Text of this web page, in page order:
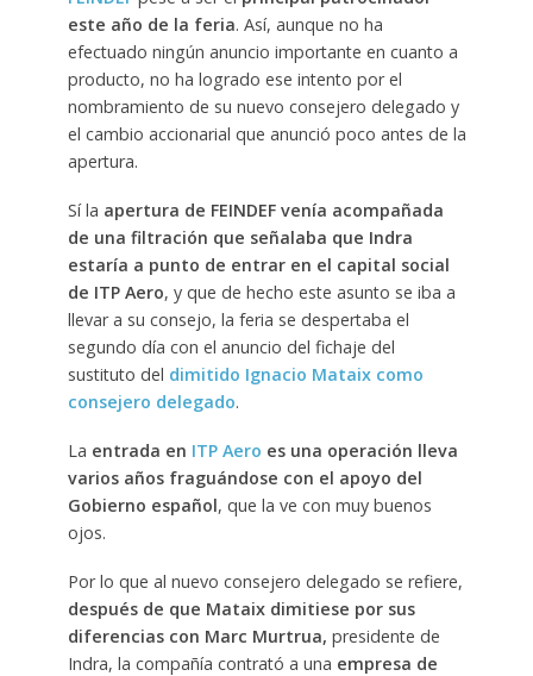
este año de la feria. Así, aunque no ha
efectuado ningún anuncio importante en cuanto a
producto, no ha logrado ese intento por el
nombramiento de su nuevo consejero delegado y
el cambio accionarial que anunció poco antes de la
apertura.
Sí la apertura de FEINDEF venía acompañada
de una filtración que señalaba que Indra
estaría a punto de entrar en el capital social
de ITP Aero, y que de hecho este asunto se iba a
llevar a su consejo, la feria se despertaba el
segundo día con el anuncio del fichaje del
sustituto del dimitido Ignacio Mataix como
consejero delegado.
La entrada en ITP Aero es una operación lleva
varios años fraguándose con el apoyo del
Gobierno español, que la ve con muy buenos
ojos.
Por lo que al nuevo consejero delegado se refiere,
después de que Mataix dimitiese por sus
diferencias con Marc Murtrua, presidente de
Indra, la compañía contrató a una empresa de